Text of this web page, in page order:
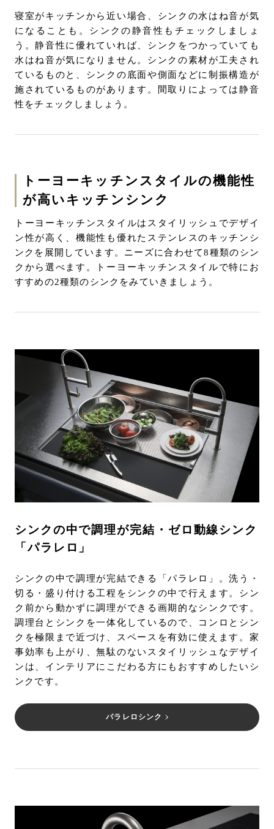
寝室がキッチンから近い場合、シンクの水はね音が気
になることも。シンクの静音性もチェックしましょ
う。静音性に優れていれば、シンクをつかっていても
水はね音が気になりません。シンクの素材が工夫され
ているものと、シンクの底面や側面などに制振構造が
施されているものがあります。間取りによっては静音
性をチェックしましょう。
トーヨーキッチンスタイルの機能性
が高いキッチンシンク
トーヨーキッチンスタイルはスタイリッシュでデザイ
ン性が高く、機能性も優れたステンレスのキッチンシ
ンクを展開しています。ニーズに合わせて8種類のシン
クから選べます。トーヨーキッチンスタイルで特にお
すすめの2種類のシンクをみていきましょう。
シンクの中で調理が完結・ゼロ動線シンク
「パラレロ」
シンクの中で調理が完結できる「パラレロ」。洗う・
切る・盛り付ける工程をシンクの中で行えます。シン
ク前から動かずに調理ができる画期的なシンクです。
調理台とシンクを一体化しているので、コンロとシン
クを極限まで近づけ、スペースを有効に使えます。家
事効率も上がり、無駄のないスタイリッシュなデザイ
ンは、インテリアにこだわる方にもおすすめしたいシ
ンクです。
パラレロシンク